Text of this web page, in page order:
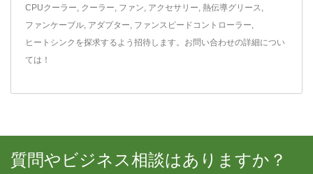
CPUクーラー, クーラー, ファン, アクセサリー, 熱伝導グリース,
ファンケーブル, アダプター, ファンスピードコントローラー,
ヒートシンク を探求するよう招待します。 お問い合わせの詳細につい
ては！
質問やビジネス相談はありますか？